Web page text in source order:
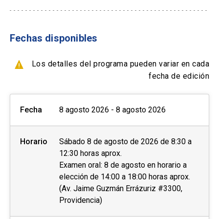
*Si solicitas reagendar tu prueba con menos de
tarifa adicional.
días después de la prueba o 13 días después de
se encuentren disponibles, se le notificará al
candidato vía correo electrónico y podrá acceder
a sus resultados de manera online y retirar su
certificado físico Test Report Form (TRF) en las
oficinas de English UC, ubicadas en Campus
Oriente. Cada candidato tiene derecho a un
certificado físico. Además, puede pedir que se
le envíe una copia del TRF hasta 5 instituciones.
Formas de pago por empresas:
- Con ficha de inscripción y Orden de compra
Fechas disponibles
Los detalles del programa pueden variar en cada
fecha de edición
Fecha 8 agosto 2026 - 8 agosto 2026
Horario
Sábado 8 de agosto de 2026 de 8:30 a
12:30 horas aprox.
Examen oral: 8 de agosto en horario a
elección de 14:00 a 18:00 horas aprox.
(Av. Jaime Guzmán Errázuriz #3300,
Providencia)